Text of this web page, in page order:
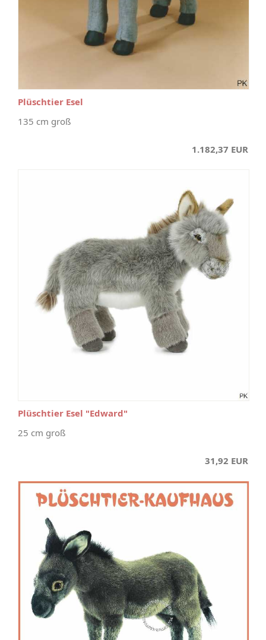
Plüschtier Esel
135 cm groß
1.182,37 EUR
Plüschtier Esel "Edward"
25 cm groß
31,92 EUR